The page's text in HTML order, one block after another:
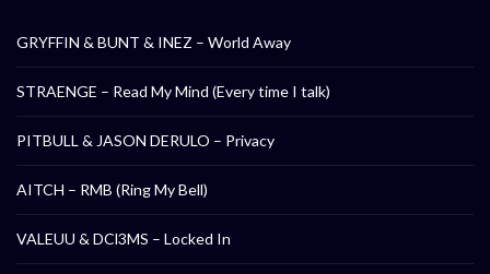
GRYFFIN & BUNT & INEZ – World Away
STRAENGE – Read My Mind (Every time I talk)
PITBULL & JASON DERULO – Privacy
AITCH – RMB (Ring My Bell)
VALEUU & DCl3MS – Locked In